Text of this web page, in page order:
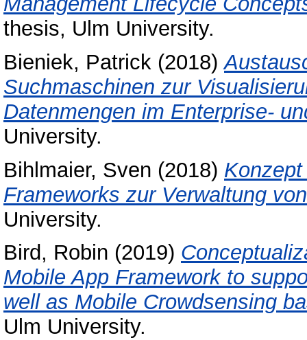
thesis, Ulm University.
Bieniek, Patrick (2018)
Suchmaschinen zur
Datenmengen im Enterprise-
University.
Bihlmaier, Sven (2018)
Frameworks zur Verwaltung
University.
Bird, Robin (2019)
Mobile App Framework to
well as Mobile Crowdsensing
Ulm University.